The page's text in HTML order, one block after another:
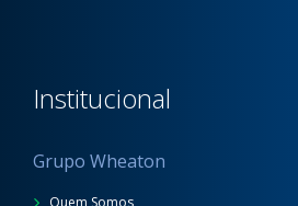
Institucional
Grupo Wheaton
Quem Somos